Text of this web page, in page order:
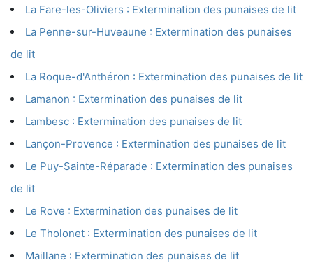
La Fare-les-Oliviers : Extermination des punaises de lit
La Penne-sur-Huveaune : Extermination des punaises
de lit
La Roque-d'Anthéron : Extermination des punaises de lit
Lamanon : Extermination des punaises de lit
Lambesc : Extermination des punaises de lit
Lançon-Provence : Extermination des punaises de lit
Le Puy-Sainte-Réparade : Extermination des punaises
de lit
Le Rove : Extermination des punaises de lit
Le Tholonet : Extermination des punaises de lit
Maillane : Extermination des punaises de lit